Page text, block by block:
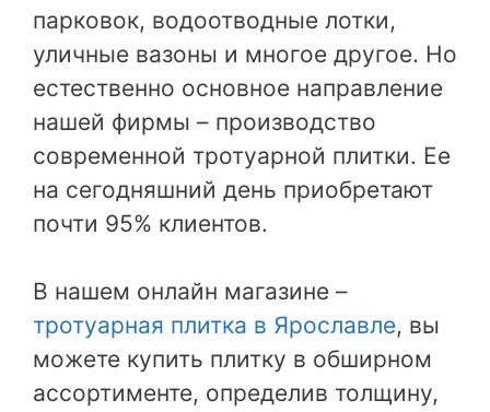
парковок, водоотводные лотки,
уличные вазоны и многое другое. Но
естественно основное направление
нашей фирмы – производство
современной тротуарной плитки. Ее
на сегодняшний день приобретают
почти 95% клиентов.
В нашем онлайн магазине –
тротуарная плитка в Ярославле, вы
можете купить плитку в обширном
ассортименте, определив толщину,